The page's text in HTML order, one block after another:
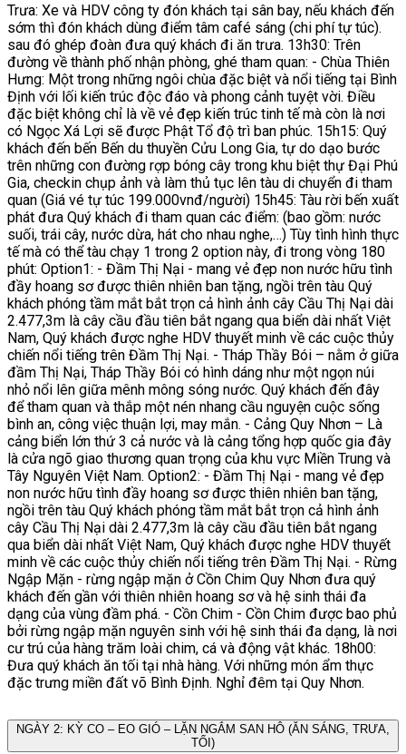
Trưa: Xe và HDV công ty đón khách tại sân bay, nếu khách đến
sớm thì đón khách dùng điểm tâm café sáng (chi phí tự túc).
sau đó ghép đoàn đưa quý khách đi ăn trưa. 13h30: Trên
đường về thành phố nhận phòng, ghé tham quan: - Chùa Thiên
Hưng: Một trong những ngôi chùa đặc biệt và nổi tiếng tại Bình
Định với lối kiến trúc độc đáo và phong cảnh tuyệt vời. Điều
đặc biệt không chỉ là về vẻ đẹp kiến trúc tinh tế mà còn là nơi
có Ngọc Xá Lợi sẽ được Phật Tổ độ trì ban phúc. 15h15: Quý
khách đến bến Bến du thuyền Cửu Long Gia, tự do dạo bước
trên những con đường rợp bóng cây trong khu biệt thự Đại Phú
Gia, checkin chụp ảnh và làm thủ tục lên tàu di chuyển đi tham
quan (Giá vé tự túc 199.000vnđ/người) 15h45: Tàu rời bến xuất
phát đưa Quý khách đi tham quan các điểm: (bao gồm: nước
suối, trái cây, nước dừa, hát cho nhau nghe,…) Tùy tình hình thực
tế mà có thể tàu chạy 1 trong 2 option này, đi trong vòng 180
phút: Option1: - Đầm Thị Nại - mang vẻ đẹp non nước hữu tình
đầy hoang sơ được thiên nhiên ban tặng, ngồi trên tàu Quý
khách phóng tầm mắt bắt trọn cả hình ảnh cây Cầu Thị Nại dài
2.477,3m là cây cầu đầu tiên bắt ngang qua biển dài nhất Việt
Nam, Quý khách được nghe HDV thuyết minh về các cuộc thủy
chiến nổi tiếng trên Đầm Thị Nại. - Tháp Thầy Bói – nằm ở giữa
đầm Thị Nại, Tháp Thầy Bói có hình dáng như một ngọn núi
nhỏ nổi lên giữa mênh mông sóng nước. Quý khách đến đây
để tham quan và thắp một nén nhang cầu nguyện cuộc sống
bình an, công việc thuận lợi, may mắn. - Cảng Quy Nhơn – Là
cảng biển lớn thứ 3 cả nước và là cảng tổng hợp quốc gia đây
là cửa ngõ giao thương quan trọng của khu vực Miền Trung và
Tây Nguyên Việt Nam. Option2: - Đầm Thị Nại - mang vẻ đẹp
non nước hữu tình đầy hoang sơ được thiên nhiên ban tặng,
ngồi trên tàu Quý khách phóng tầm mắt bắt trọn cả hình ảnh
cây Cầu Thị Nại dài 2.477,3m là cây cầu đầu tiên bắt ngang
qua biển dài nhất Việt Nam, Quý khách được nghe HDV thuyết
minh về các cuộc thủy chiến nổi tiếng trên Đầm Thị Nại. - Rừng
Ngập Mặn - rừng ngập mặn ở Cồn Chim Quy Nhơn đưa quý
khách đến gần với thiên nhiên hoang sơ và hệ sinh thái đa
dạng của vùng đầm phá. - Cồn Chim - Cồn Chim được bao phủ
bởi rừng ngập mặn nguyên sinh với hệ sinh thái đa dạng, là nơi
cư trú của hàng trăm loài chim, cá và động vật khác. 18h00:
Đưa quý khách ăn tối tại nhà hàng. Với những món ẩm thực
đặc trưng miền đất võ Bình Định. Nghỉ đêm tại Quy Nhơn.
NGÀY 2: KỲ CO – EO GIÓ – LẶN NGẮM SAN HÔ (ĂN SÁNG, TRƯA,
TỐI)